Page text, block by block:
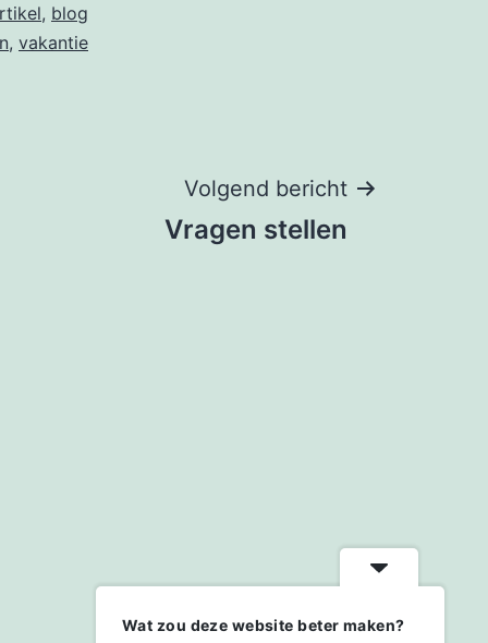
, blog
, vakantie
Volgend bericht
Vragen stellen
Wat zou deze website beter maken?